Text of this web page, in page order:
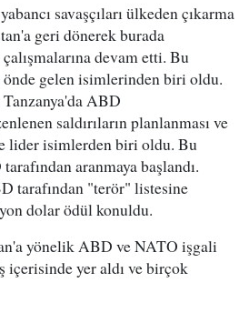
savaşçıları ülkeden çıkarma
geri dönerek burada
devam etti. Bu
gelen isimlerinden biri oldu.
Tanzanya'da ABD
saldırıların planlanması ve
lider isimlerden biri oldu. Bu
aranmaya başlandı.
tarafından "terör" listesine
dolar ödül konuldu.
yönelik ABD ve NATO işgali
içerisinde yer aldı ve birçok